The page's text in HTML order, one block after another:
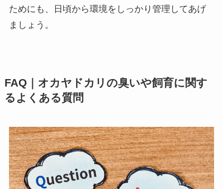
ためにも、日頃から環境をしっかり管理してあげ
ましょう。
FAQ｜オカヤドカリの臭いや飼育に関す
るよくある質問